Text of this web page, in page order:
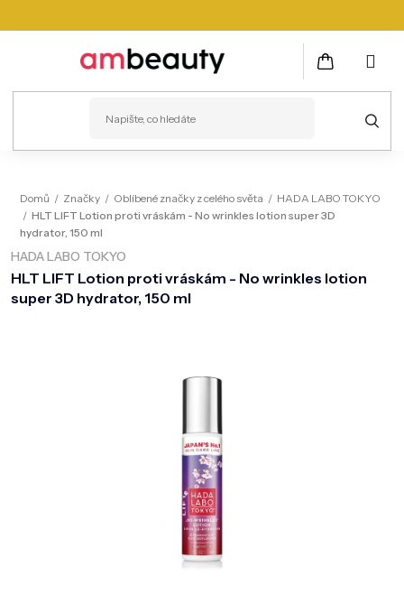
na
NÁKUPNÍ
KOŠÍK
VLASY
ZDRAVÍ
KOSMETICKÉ PŘÍSTROJE
Domů / Značky / Oblíbené značky z celého světa / HADA LABO TOKYO
/ HLT LIFT Lotion proti vráskám - No wrinkles lotion super 3D
hydrator, 150 ml
HLT LIFT Lotion proti vráskám - No wrinkles lotion
super 3D hydrator, 150 ml
HADA LABO TOKYO